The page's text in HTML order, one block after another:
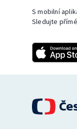
S mobilní
Sledujte